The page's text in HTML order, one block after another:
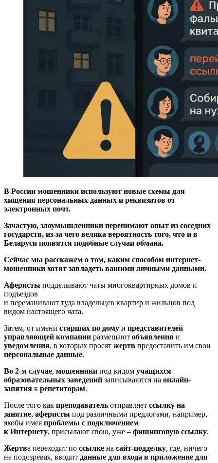
В России мошенники используют новые схемы для
хищения персональных данных и реквизитов от
электронных почт.
Зачастую, злоумышленники перенимают опыт из соседних
государств, из-за чего велика вероятность того, что и в
Беларуси появятся подобные случаи обмана.
Сейчас мы расскажем о том, каким способом интернет-
мошенники хотят завладеть вашими личными данными.
Аферисты подделывают чаты многоквартирных домов и
подъездов
и переманивают туда владельцев квартир и жильцов под
видом настоящего чата.
Затем, от имени старших по дому и представителей
управляющей компании размещают объявления и
уведомления, в которых просят жертв предоставить им свои
персональные данные.
Во 2-м случае, мошенники под видом учащихся
образовательных заведений записываются на онлайн-
занятия к репетиторам.
После того как преподаватель отправляет ссылку на
занятие, аферисты под различными предлогами, например,
якобы имея проблемы с подключением
к Интернету, присылают свою, уже – фишинговую ссылку.
Жертва переходит по ссылке на сайт-подделку, где, ничего
не подозревая, вводит данные для входа в приложение для